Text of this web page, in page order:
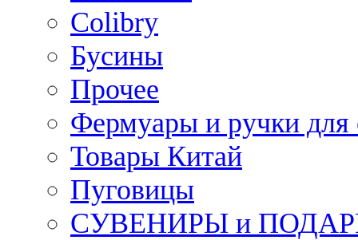
Colibry
Бусины
Прочее
Фермуары и ручки для
Товары Китай
Пуговицы
СУВЕНИРЫ и